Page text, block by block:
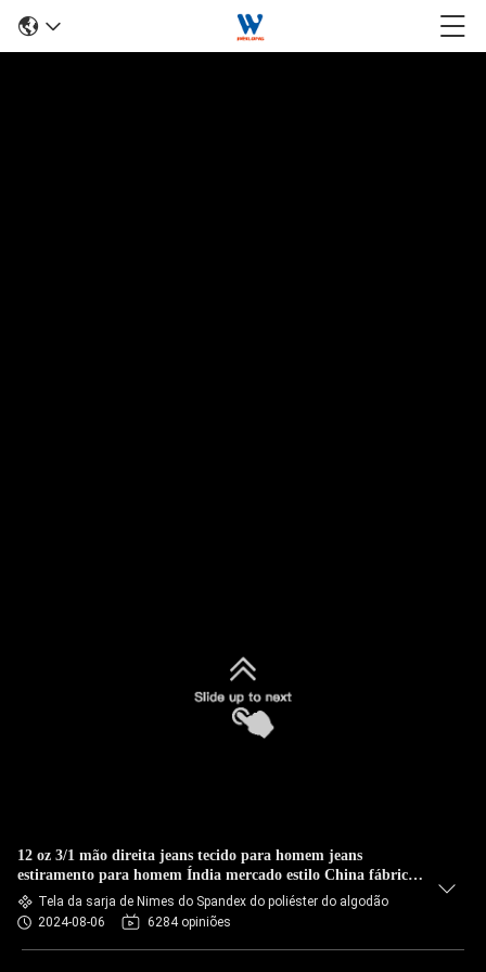
12 oz 3/1 mão direita jeans tecido para homem jeans
estiramento para homem Índia mercado estilo China fábrica
em Guangdong
Tela da sarja de Nimes do Spandex do poliéster do algodão
2024-08-06
6284 opiniões